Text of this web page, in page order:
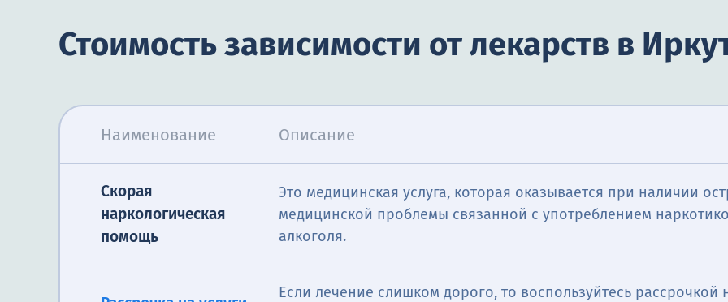
Стоимость зависимости от лекарств в
Наименование Описание
Скорая
наркологическая
помощь
Это медицинская услуга, которая оказывается при наличии
медицинской проблемы связанной с употреблением
алкоголя.
Если лечение слишком дорого, то воспользуйтесь